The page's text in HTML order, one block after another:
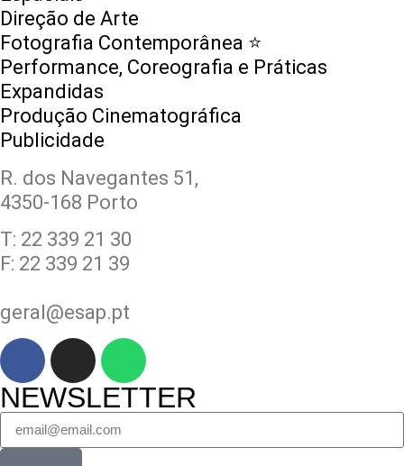
Direção de Arte
Fotografia Contemporânea ⭐️
Performance, Coreografia e Práticas
Expandidas
Produção Cinematográfica
Publicidade
R. dos Navegantes 51,
4350-168 Porto
T: 22 339 21 30
F: 22 339 21 39
geral@esap.pt
NEWSLETTER